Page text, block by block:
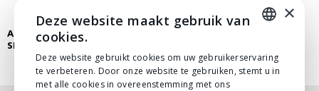
ADJ 7P HEX IP OUTDOOR LED
SPOT
DUTCH
×
Deze website maakt gebruik van
cookies.
Deze website gebruikt cookies om uw gebruikerservaring
te verbeteren. Door onze website te gebruiken, stemt u in
met alle cookies in overeenstemming met ons